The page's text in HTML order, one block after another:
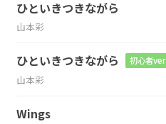
ひといきつきながら
山本彩
ひといきつきながら 初心者ver
山本彩
Wings